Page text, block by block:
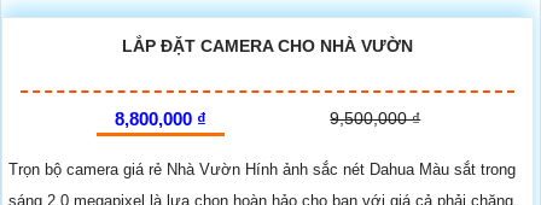
LẮP ĐẶT CAMERA CHO NHÀ VƯỜN
8,800,000 ₫ 9,500,000 ₫
Trọn bộ camera giá rẻ Nhà Vườn Hính ảnh sắc nét Dahua Màu sắt trong
sáng 2.0 megapixel là lựa chọn hoàn hảo cho bạn với giá cả phải chăng.